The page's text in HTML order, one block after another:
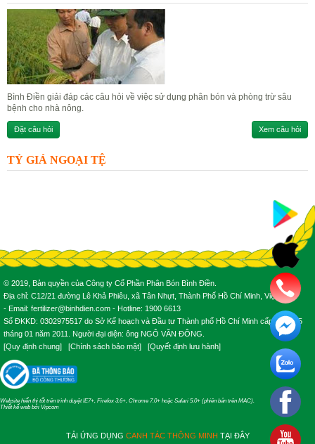
Bình Điền giải đáp các câu hỏi về việc sử dụng phân bón và phòng trừ sâu
bệnh cho nhà nông.
Đặt câu hỏi Xem câu hỏi
TỶ GIÁ NGOẠI TỆ
© 2019, Bản quyền của Công ty Cổ Phần Phân Bón Bình Điền.
Địa chỉ: C12/21 đường Lê Khả Phiêu, xã Tân Nhựt, Thành Phố Hồ Chí Minh, Việt Nam.
- Email: fertilizer@binhdien.com - Hotline: 1900 6613
Số ĐKKD: 0302975517 do Sở Kế hoạch và Đầu tư Thành phố Hồ Chí Minh cấp ngày 25
tháng 01 năm 2011. Người đại diện: ông NGÔ VĂN ĐÔNG.
[Quy định chung] [Chính sách bảo mật] [Quyết định lưu hành]
Website hiển thị tốt trên trình duyệt IE7+, Firefox 3.6+, Chrome 7.0+ hoặc Safari 5.0+ (phiên bản trên MAC).
Thiết kế webbởi Vipcom
TẢI ỨNG DỤNG CANH TÁC THÔNG MINH TẠI ĐÂY